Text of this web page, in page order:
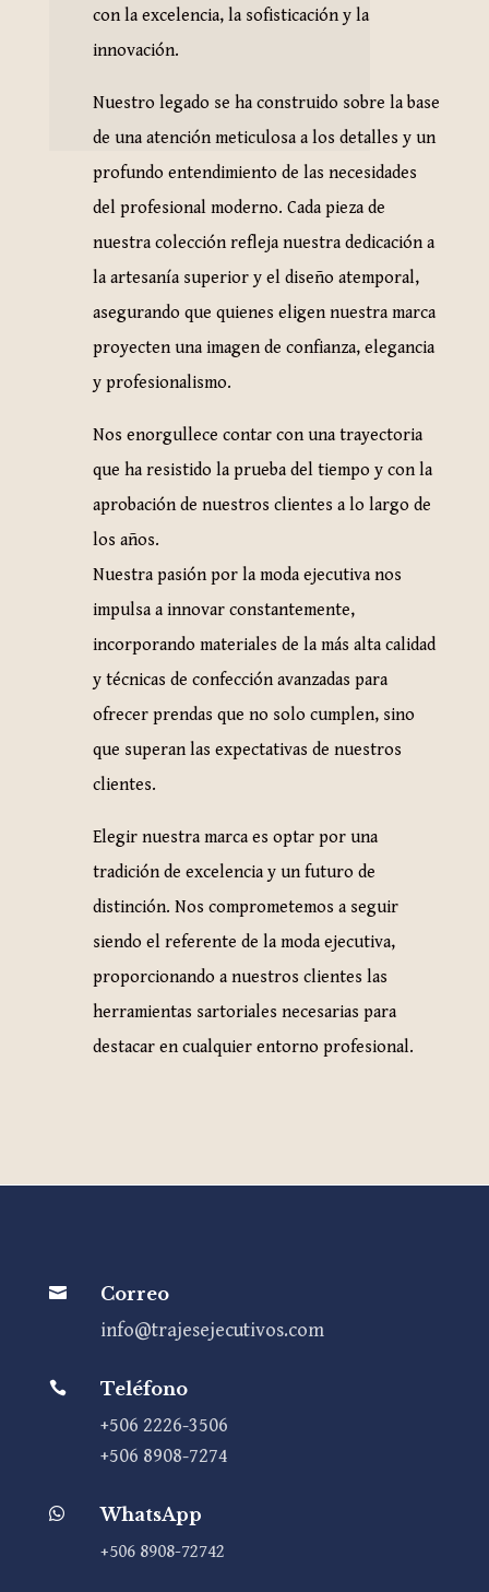
con la excelencia, la sofisticación y la
innovación.
Nuestro legado se ha construido sobre la base
de una atención meticulosa a los detalles y un
profundo entendimiento de las necesidades
del profesional moderno. Cada pieza de
nuestra colección refleja nuestra dedicación a
la artesanía superior y el diseño atemporal,
asegurando que quienes eligen nuestra marca
proyecten una imagen de confianza, elegancia
y profesionalismo.
Nos enorgullece contar con una trayectoria
que ha resistido la prueba del tiempo y con la
aprobación de nuestros clientes a lo largo de
los años.
Nuestra pasión por la moda ejecutiva nos
impulsa a innovar constantemente,
incorporando materiales de la más alta calidad
y técnicas de confección avanzadas para
ofrecer prendas que no solo cumplen, sino
que superan las expectativas de nuestros
clientes.
Elegir nuestra marca es optar por una
tradición de excelencia y un futuro de
distinción. Nos comprometemos a seguir
siendo el referente de la moda ejecutiva,
proporcionando a nuestros clientes las
herramientas sartoriales necesarias para
destacar en cualquier entorno profesional.
 Correo
info@trajesejecutivos.com
 Teléfono
+506 2226-3506
+506 8908-7274

WhatsApp
+506 8908-72742